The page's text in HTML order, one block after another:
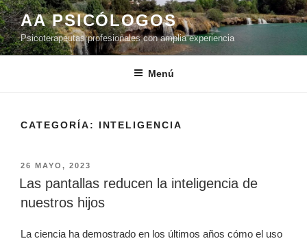
Saltar
al
contenido
AA PSICÓLOGOS
Psicoterapeutas profesionales con amplia experiencia
Menú
CATEGORÍA: INTELIGENCIA
PUBLICADO
EL
26 MAYO, 2023
Las pantallas reducen la inteligencia de
nuestros hijos
La ciencia ha demostrado en los últimos años cómo el uso